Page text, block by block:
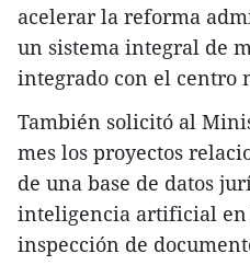
acelerar la reforma
un sistema integral de
integrado con el centro
También solicitó al
mes los proyectos
de una base de datos
inteligencia artificial en
inspección de